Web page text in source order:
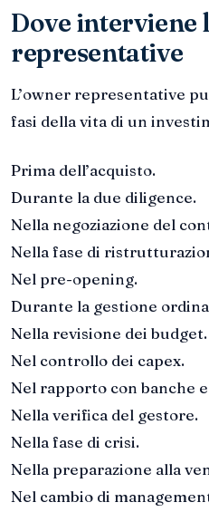
Dove interviene
representative
L’owner representative
fasi della vita di un
Prima dell’acquisto.
Durante la due diligence.
Nella negoziazione del
Nella fase di
Nel pre-opening.
Durante la gestione
Nella revisione dei budget.
Nel controllo dei capex.
Nel rapporto con banche
Nella verifica del gestore.
Nella fase di crisi.
Nella preparazione alla
Nel cambio di